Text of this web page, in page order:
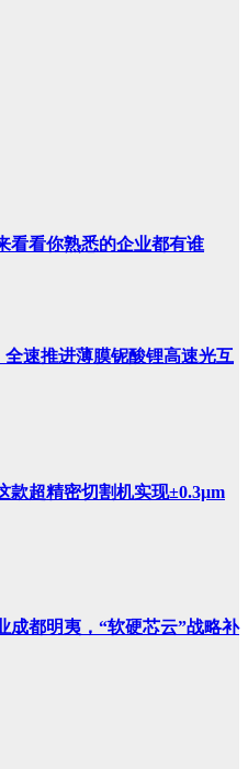
看看你熟悉的企业都有谁
速推进薄膜铌酸锂高速光互
款超精密切割机实现±0.3μm
成都明夷，“软硬芯云”战略补